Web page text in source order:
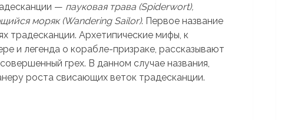
— пауковая трава (Spiderwort),
моряк (Wandering Sailor). Первое название
традесканции. Архетипические мифы, к
и легенда о корабле-призраке, рассказывают
грех. В данном случае названия,
роста свисающих веток традесканции.